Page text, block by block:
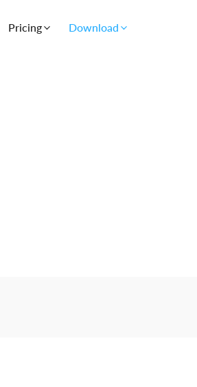
Pricing Download